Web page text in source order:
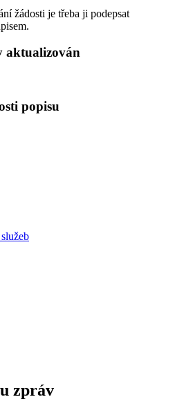
žádosti je třeba ji podepsat
aktualizován
popisu
zpráv